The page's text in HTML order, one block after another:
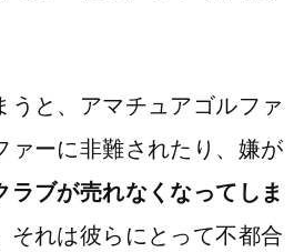
うと、アマチュアゴルファ
ァーに非難されたり、嫌が
ラブが売れなくなってしま
それは彼らにとって不都合